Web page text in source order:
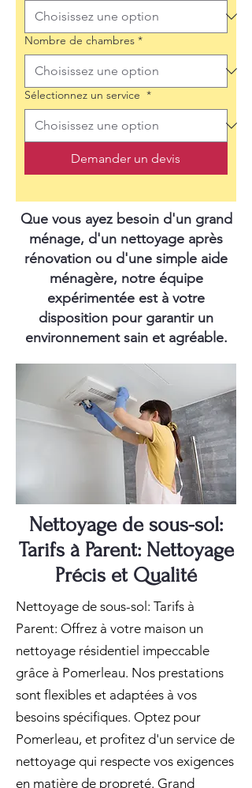
Nombre de chambres *
Sélectionnez un service *
Demander un devis
Que vous ayez besoin d'un grand
ménage, d'un nettoyage après
rénovation ou d'une simple aide
ménagère, notre équipe
expérimentée est à votre
disposition pour garantir un
environnement sain et agréable.
Nettoyage de sous-sol:
Tarifs à Parent: Nettoyage
Précis et Qualité
Nettoyage de sous-sol: Tarifs à
Parent: Offrez à votre maison un
nettoyage résidentiel impeccable
grâce à Pomerleau. Nos prestations
sont flexibles et adaptées à vos
besoins spécifiques. Optez pour
Pomerleau, et profitez d'un service de
nettoyage qui respecte vos exigences
en matière de propreté. Grand